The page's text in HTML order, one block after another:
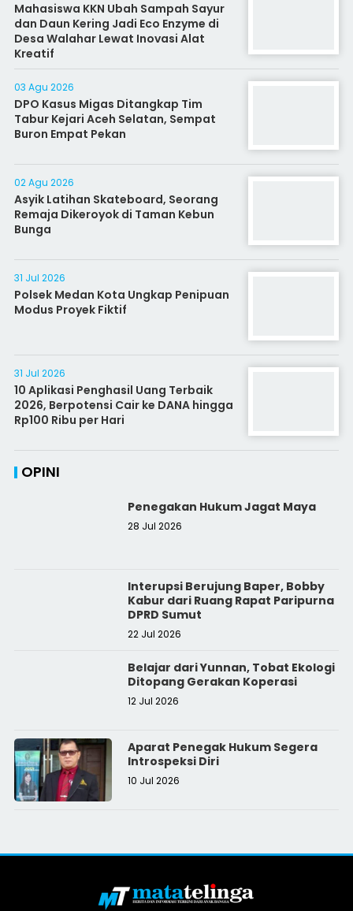
Mahasiswa KKN Ubah Sampah Sayur
dan Daun Kering Jadi Eco Enzyme di
Desa Walahar Lewat Inovasi Alat
Kreatif
03 Agu 2026
DPO Kasus Migas Ditangkap Tim
Tabur Kejari Aceh Selatan, Sempat
Buron Empat Pekan
02 Agu 2026
Asyik Latihan Skateboard, Seorang
Remaja Dikeroyok di Taman Kebun
Bunga
31 Jul 2026
Polsek Medan Kota Ungkap Penipuan
Modus Proyek Fiktif
31 Jul 2026
10 Aplikasi Penghasil Uang Terbaik
2026, Berpotensi Cair ke DANA hingga
Rp100 Ribu per Hari
OPINI
Penegakan Hukum Jagat Maya
28 Jul 2026
Interupsi Berujung Baper, Bobby
Kabur dari Ruang Rapat Paripurna
DPRD Sumut
22 Jul 2026
Belajar dari Yunnan, Tobat Ekologi
Ditopang Gerakan Koperasi
12 Jul 2026
Aparat Penegak Hukum Segera
Introspeksi Diri
10 Jul 2026